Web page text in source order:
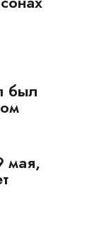
был
мая,